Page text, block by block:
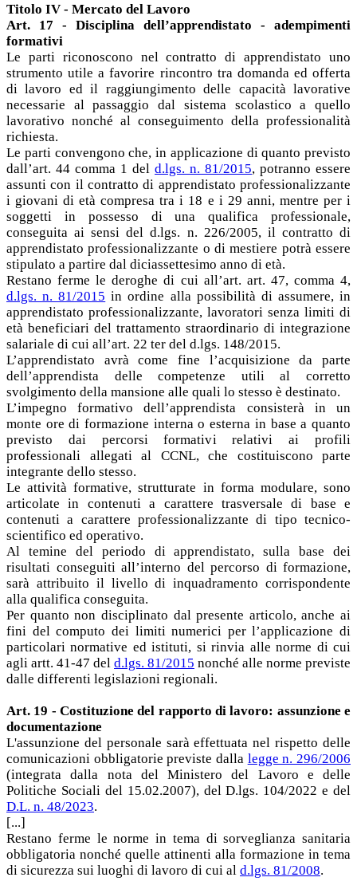
Titolo IV - Mercato del Lavoro
Art. 17 - Disciplina dell’apprendistato - adempimenti
formativi
Le parti riconoscono nel contratto di apprendistato uno
strumento utile a favorire rincontro tra domanda ed offerta
di lavoro ed il raggiungimento delle capacità lavorative
necessarie al passaggio dal sistema scolastico a quello
lavorativo nonché al conseguimento della professionalità
richiesta.
Le parti convengono che, in applicazione di quanto previsto
dall’art. 44 comma 1 del d.lgs. n. 81/2015, potranno essere
assunti con il contratto di apprendistato professionalizzante
i giovani di età compresa tra i 18 e i 29 anni, mentre per i
soggetti in possesso di una qualifica professionale,
conseguita ai sensi del d.lgs. n. 226/2005, il contratto di
apprendistato professionalizzante o di mestiere potrà essere
stipulato a partire dal diciassettesimo anno di età.
Restano ferme le deroghe di cui all’art. art. 47, comma 4,
d.lgs. n. 81/2015 in ordine alla possibilità di assumere, in
apprendistato professionalizzante, lavoratori senza limiti di
età beneficiari del trattamento straordinario di integrazione
salariale di cui all’art. 22 ter del d.lgs. 148/2015.
L’apprendistato avrà come fine l’acquisizione da parte
dell’apprendista delle competenze utili al corretto
svolgimento della mansione alle quali lo stesso è destinato.
L’impegno formativo dell’apprendista consisterà in un
monte ore di formazione interna o esterna in base a quanto
previsto dai percorsi formativi relativi ai profili
professionali allegati al CCNL, che costituiscono parte
integrante dello stesso.
Le attività formative, strutturate in forma modulare, sono
articolate in contenuti a carattere trasversale di base e
contenuti a carattere professionalizzante di tipo tecnico-
scientifico ed operativo.
Al temine del periodo di apprendistato, sulla base dei
risultati conseguiti all’interno del percorso di formazione,
sarà attribuito il livello di inquadramento corrispondente
alla qualifica conseguita.
Per quanto non disciplinato dal presente articolo, anche ai
fini del computo dei limiti numerici per l’applicazione di
particolari normative ed istituti, si rinvia alle norme di cui
agli artt. 41-47 del d.lgs. 81/2015 nonché alle norme previste
dalle differenti legislazioni regionali.
Art. 19 - Costituzione del rapporto di lavoro: assunzione e
documentazione
L'assunzione del personale sarà effettuata nel rispetto delle
comunicazioni obbligatorie previste dalla legge n. 296/2006
(integrata dalla nota del Ministero del Lavoro e delle
Politiche Sociali del 15.02.2007), del D.lgs. 104/2022 e del
D.L. n. 48/2023.
[...]
Restano ferme le norme in tema di sorveglianza sanitaria
obbligatoria nonché quelle attinenti alla formazione in tema
di sicurezza sui luoghi di lavoro di cui al d.lgs. 81/2008.